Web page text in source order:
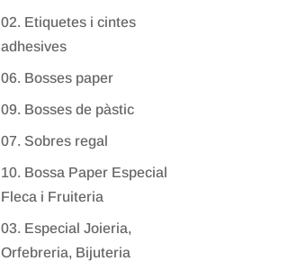
02. Etiquetes i cintes
adhesives
06. Bosses paper
09. Bosses de pàstic
07. Sobres regal
10. Bossa Paper Especial
Fleca i Fruiteria
03. Especial Joieria,
Orfebreria, Bijuteria